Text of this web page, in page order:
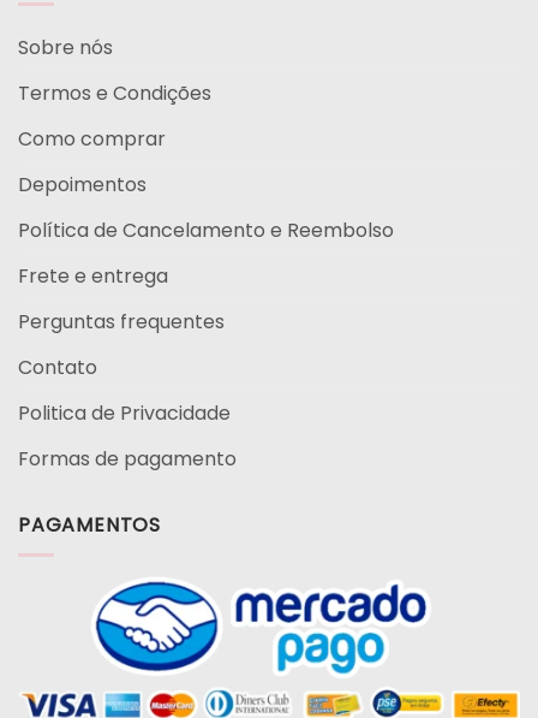
Sobre nós
Termos e Condições
Como comprar
Depoimentos
Política de Cancelamento e Reembolso
Frete e entrega
Perguntas frequentes
Contato
Politica de Privacidade
Formas de pagamento
PAGAMENTOS